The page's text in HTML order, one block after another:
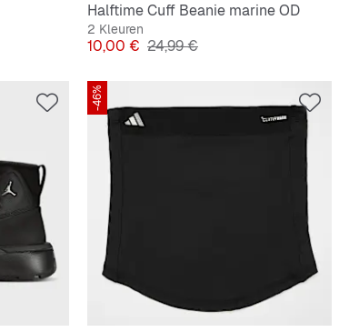
Halftime Cuff Beanie marine OD
2 Kleuren
Prijs
10,00 € Originele Prijs
24,99 €
-46%